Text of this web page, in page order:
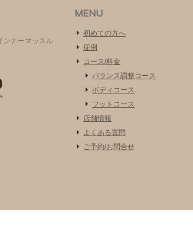
ンナーマッスル
MENU
初めての方へ
症例
コース/料金
バランス調整コース
ボディコース
フットコース
店舗情報
よくある質問
ご予約/お問合せ